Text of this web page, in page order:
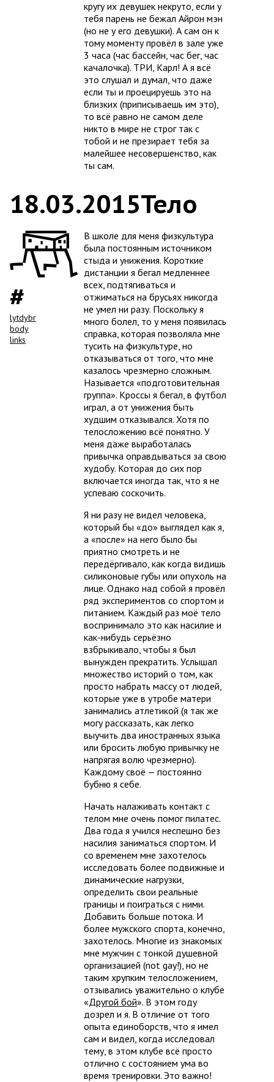
кругу их девушек некруто, если у
тебя парень не бежал Айрон мэн
(но не у его девушки). А сам он к
тому моменту провёл в зале уже
3 часа (час бассейн, час бег, час
качалочка). ТРИ, Карл! А я всё
это слушал и думал, что даже
если ты и проецируешь это на
близких (приписываешь им это),
то всё равно не самом деле
никто в мире не строг так с
тобой и не презирает тебя за
малейшее несовершенство, как
ты сам.
lytdybr
body
links
18.03.2015Тело
В школе для меня физкультура
была постоянным источником
стыда и унижения. Короткие
дистанции я бегал медленнее
всех, подтягиваться и
отжиматься на брусьях никогда
не умел ни разу. Поскольку я
много болел, то у меня появилась
справка, которая позволяла мне
тусить на физкультуре, но
отказываться от того, что мне
казалось чрезмерно сложным.
Называется «подготовительная
группа». Кроссы я бегал, в футбол
играл, а от унижения быть
худшим отказывался. Хотя по
телосложению всё понятно. У
меня даже выработалась
привычка оправдываться за свою
худобу. Которая до сих пор
включается иногда так, что я не
успеваю соскочить.
Я ни разу не видел человека,
который бы «до» выглядел как я,
а «после» на него было бы
приятно смотреть и не
передёргивало, как когда видишь
силиконовые губы или опухоль на
лице. Однако над собой я провёл
ряд экспериментов со спортом и
питанием. Каждый раз моё тело
воспринимало это как насилие и
как-нибудь серьёзно
взбрыкивало, чтобы я был
вынужден прекратить. Услышал
множество историй о том, как
просто набрать массу от людей,
которые уже в утробе матери
занимались атлетикой (я так же
могу рассказать, как легко
выучить два иностранных языка
или бросить любую привычку не
напрягая волю чрезмерно).
Каждому своё — постоянно
бубню я себе.
Начать налаживать контакт с
телом мне очень помог пилатес.
Два года я учился неспешно без
насилия заниматься спортом. И
со временем мне захотелось
исследовать более подвижные и
динамические нагрузки,
определить свои реальные
границы и поиграться с ними.
Добавить больше потока. И
более мужского спорта, конечно,
захотелось. Многие из знакомых
мне мужчин с тонкой душевной
организацией (not gay!), но не
таким хрупким телосложением,
отзывались уважительно о клубе
«Другой бой». В этом году
дозрел и я. В отличие от того
опыта единоборств, что я имел
сам и видел, когда исследовал
тему, в этом клубе всё просто
отлично с состоянием ума во
время тренировки. Это важно!